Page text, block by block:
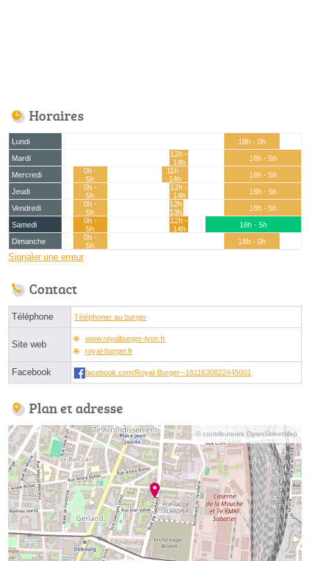
Horaires
Lundi
18h - 0h
Mardi
12h -
14h
18h - 5h
Mercredi
0h -
5h
11h -
14h
18h - 5h
Jeudi
0h -
5h
12h -
14h
18h - 5h
Vendredi
0h -
5h
12h -
13h30
18h - 5h
Samedi
0h -
5h
12h -
14h
16h - 5h
Dimanche
0h -
5h
18h - 0h
Signaler une erreur
Contact
Téléphone Téléphoner au burger
Site web
www.royalburger-lyon.fr
royal-burger.fr
Facebook facebook.com/Royal-Burger--1811630822445001
Plan et adresse
© contributeurs OpenStreetMap